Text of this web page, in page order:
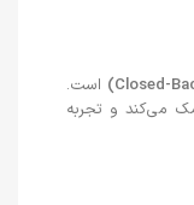
است.
می‌کند و تجربه